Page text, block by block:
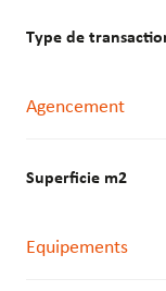
Type de
Agencement
Superficie m2
Equipements